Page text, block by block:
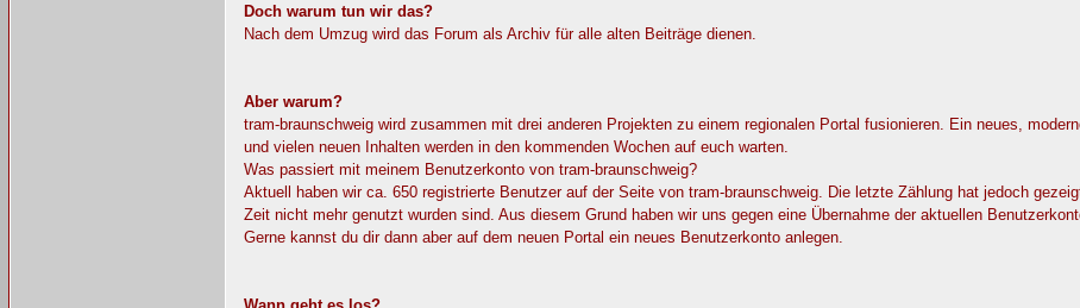
Doch warum tun wir das?
Nach dem Umzug wird das Forum als Archiv für alle alten Beiträge dienen.
Aber warum?
tram-braunschweig wird zusammen mit drei anderen Projekten zu einem regionalen Portal fusionieren. Ein neues,
und vielen neuen Inhalten werden in den kommenden Wochen auf euch warten.
Was passiert mit meinem Benutzerkonto von tram-braunschweig?
Aktuell haben wir ca. 650 registrierte Benutzer auf der Seite von tram-braunschweig. Die letzte Zählung hat jedoch
Zeit nicht mehr genutzt wurden sind. Aus diesem Grund haben wir uns gegen eine Übernahme der aktuellen
Gerne kannst du dir dann aber auf dem neuen Portal ein neues Benutzerkonto anlegen.